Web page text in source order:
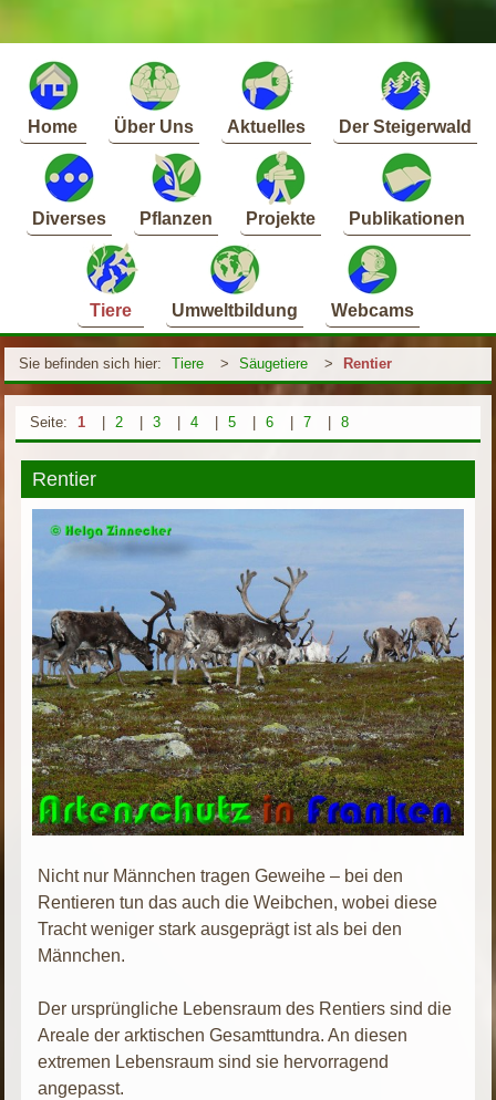
Home Über Uns Aktuelles Der Steigerwald
Diverses Pflanzen Projekte Publikationen
Tiere Umweltbildung Webcams
Sie befinden sich hier: Tiere > Säugetiere > Rentier
Seite: 1 | 2 | 3 | 4 | 5 | 6 | 7 | 8
Rentier
Nicht nur Männchen tragen Geweihe – bei den
Rentieren tun das auch die Weibchen, wobei diese
Tracht weniger stark ausgeprägt ist als bei den
Männchen.
Der ursprüngliche Lebensraum des Rentiers sind die
Areale der arktischen Gesamttundra. An diesen
extremen Lebensraum sind sie hervorragend
angepasst.